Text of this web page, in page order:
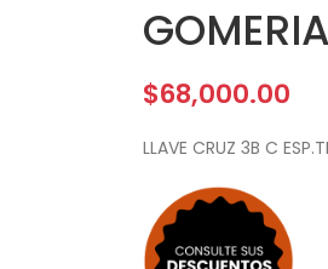
$68,000.00
LLAVE CRUZ 3B C